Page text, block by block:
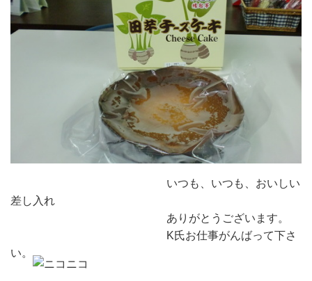
いつも、いつも、おいしい
差し入れ
ありがとうございます。
K氏お仕事がんばって下さ
い。